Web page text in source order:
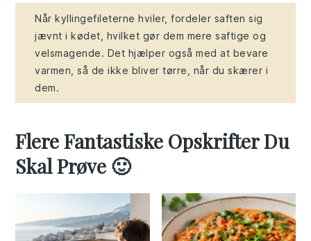
Når kyllingefileterne hviler, fordeler saften sig
jævnt i kødet, hvilket gør dem mere saftige og
velsmagende. Det hjælper også med at bevare
varmen, så de ikke bliver tørre, når du skærer i
dem.
Flere Fantastiske Opskrifter Du
Skal Prøve 🙂